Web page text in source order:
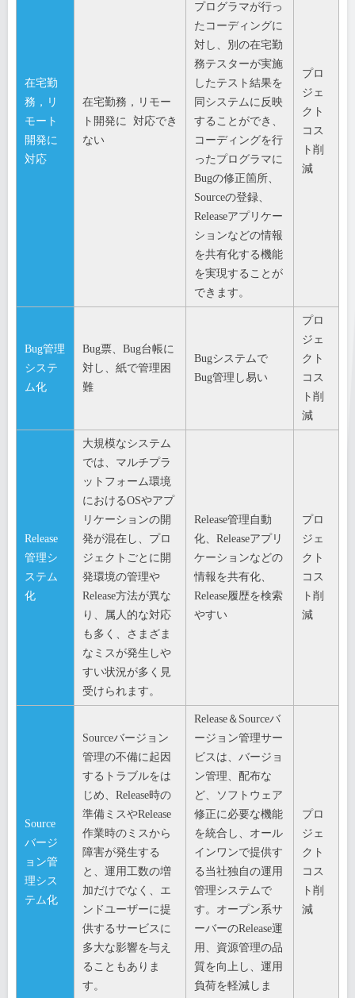
在宅勤
務，リ
モート
開発に
対応
在宅勤務，リモー
ト開発に 対応でき
ない
プログラマが行っ
たコーディングに
対し、別の在宅勤
務テスターが実施
したテスト結果を
同システムに反映
することができ、
コーディングを行
ったプログラマに
Bugの修正箇所、
Sourceの登録、
Releaseアプリケー
ションなどの情報
を共有化する機能
を実現することが
できます。
プロ
ジェ
クト
コス
ト削
減
Bug管理
システ
ム化
Bug票、Bug台帳に
対し、紙で管理困
難
Bugシステムで
Bug管理し易い
プロ
ジェ
クト
コス
ト削
減
Release
管理シ
ステム
化
大規模なシステム
では、マルチプラ
ットフォーム環境
におけるOSやアプ
リケーションの開
発が混在し、プロ
ジェクトごとに開
発環境の管理や
Release方法が異な
り、属人的な対応
も多く、さまざま
なミスが発生しや
すい状況が多く見
受けられます。
Release管理自動
化、Releaseアプリ
ケーションなどの
情報を共有化、
Release履歴を検索
やすい
プロ
ジェ
クト
コス
ト削
減
Source
バージ
ョン管
理シス
テム化
Sourceバージョン
管理の不備に起因
するトラブルをは
じめ、Release時の
準備ミスやRelease
作業時のミスから
障害が発生する
と、運用工数の増
加だけでなく、エ
ンドユーザーに提
供するサービスに
多大な影響を与え
ることもありま
す。
Release＆Sourceバ
ージョン管理サー
ビスは、バージョ
ン管理、配布な
ど、ソフトウェア
修正に必要な機能
を統合し、オール
インワンで提供す
る当社独自の運用
管理システムで
す。オープン系サ
ーバーのRelease運
用、資源管理の品
質を向上し、運用
負荷を軽減しま
プロ
ジェ
クト
コス
ト削
減